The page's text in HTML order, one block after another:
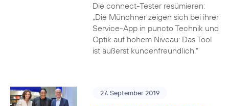
Die connect-Tester resümieren:
„Die Münchner zeigen sich bei ihrer
Service-App in puncto Technik und
Optik auf hohem Niveau: Das Tool
ist äußerst kundenfreundlich.“
27. September 2019